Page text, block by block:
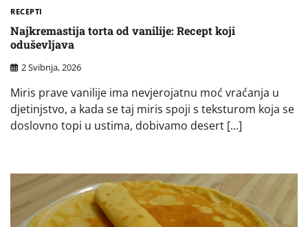
RECEPTI
Najkremastija torta od vanilije: Recept koji
oduševljava
2 Svibnja, 2026
Miris prave vanilije ima nevjerojatnu moć vraćanja u
djetinjstvo, a kada se taj miris spoji s teksturom koja se
doslovno topi u ustima, dobivamo desert […]